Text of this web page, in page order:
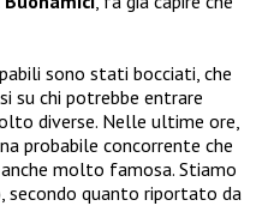
sono stati bocciati, che
su chi potrebbe entrare
diverse. Nelle ultime ore,
probabile concorrente che
molto famosa. Stiamo
, secondo quanto riportato da